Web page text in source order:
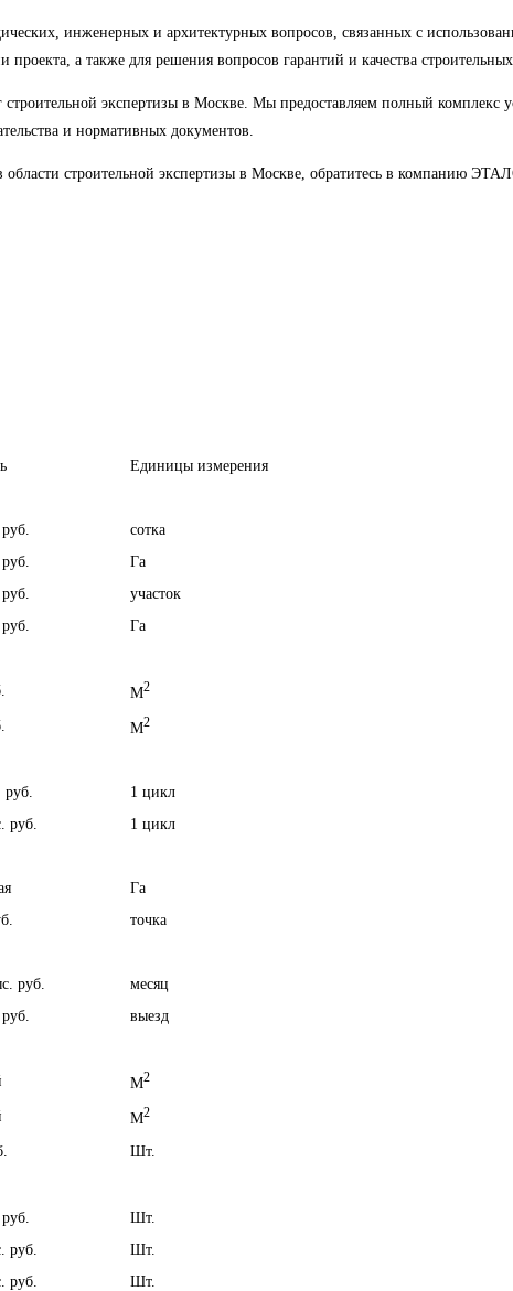
инженерных и архитектурных вопросов, связанных с
а также для решения вопросов гарантий и качества строительных
экспертизы в Москве. Мы предоставляем полный комплекс
и нормативных документов.
строительной экспертизы в Москве, обратитесь в компанию
Единицы измерения
сотка
Га
участок
Га
M2
M2
1 цикл
руб.
1 цикл
Га
точка
руб.
месяц
выезд
M2
M2
Шт.
Шт.
руб.
Шт.
руб.
Шт.